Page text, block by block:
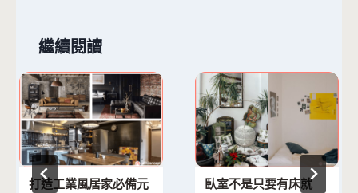
繼續閱讀
打造工業風居家必備元
臥室不是只要有床就